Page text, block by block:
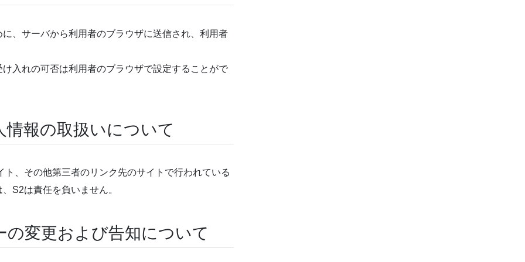
、サーバから利用者のブラウザに送信され、利用者
入れの可否は利用者のブラウザで設定することがで
報の取扱いについて
、その他第三者のリンク先のサイトで行われている
S2は責任を負いません。
変更および告知について